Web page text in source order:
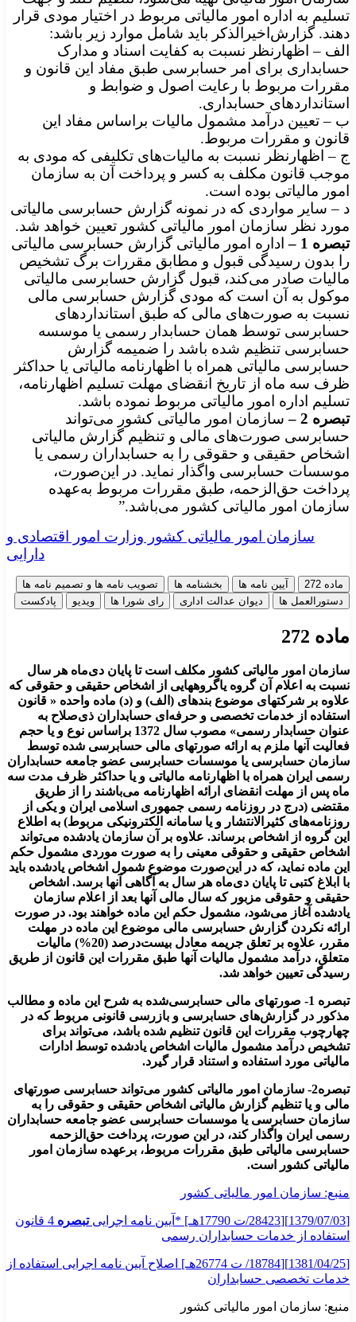
تسلیم به اداره امور مالیاتی مربوط در اختیار مودی قرار
دهند. گزارش‌اخیرالذکر باید شامل موارد زیر باشد:
الف – اظهارنظر نسبت به کفایت اسناد و مدارک
حسابداری برای امر حسابرسی طبق مفاد این قانون و
مقررات مربوط با رعایت اصول و ضوابط و‌
استانداردهای حسابداری.
ب – تعیین درآمد مشمول مالیات براساس مفاد این
قانون و مقررات مربوط.
ج – اظهارنظر نسبت به مالیات‌های تکلیفی که مودی به
موجب قانون مکلف به کسر و پرداخت آن به سازمان
امور مالیاتی بوده است.
د – سایر مواردی که در نمونه گزارش حسابرسی مالیاتی
مورد نظر سازمان امور مالیاتی کشور تعیین خواهد شد.
تبصره 1 –
اداره امور مالیاتی گزارش حسابرسی مالیاتی
را بدون رسیدگی قبول و مطابق مقررات برگ تشخیص
مالیات صادر می‌کند، قبول گزارش‌ حسابرسی مالیاتی
موکول به آن است که مودی گزارش حسابرسی مالی
نسبت به صورت‌های مالی که طبق استانداردهای
حسابرسی توسط همان‌ حسابدار رسمی یا موسسه
حسابرسی تنظیم شده باشد را ضمیمه گزارش
حسابرسی مالیاتی همراه با اظهارنامه مالیاتی یا حداکثر
ظرف سه ماه از تاریخ ‌انقضای مهلت تسلیم اظهارنامه،
تسلیم اداره امور مالیاتی مربوط نموده باشد.
تبصره 2 –
سازمان امور مالیاتی کشور می‌تواند
حسابرسی صورت‌های مالی و تنظیم گزارش مالیاتی
اشخاص حقیقی و حقوقی را به حسابداران رسمی‌ یا
موسسات حسابرسی واگذار نماید. در این‌صورت،
پرداخت حق‌الزحمه، طبق مقررات مربوط به‌عهده
سازمان امور مالیاتی کشور می‌باشد.”
سازمان امور مالیاتی کشور وزارت امور اقتصادی و
دارایی
ماده 272 آیین نامه ها بخشنامه ها
تصویب نامه ها و تصمیم نامه ها
دستورالعمل ها
دیوان عدالت اداری رای شورا ها ویدیو پادکست
ماده 272
سازمان امور مالیاتی کشور مکلف است تا پایان دی‌ماه هر سال
نسبت به اعلام آن گروه یاگروههایی از اشخاص حقیقی و حقوقی که
علاوه بر شرکتهای موضوع بندهای (الف) و (د) ماده واحده « قانون
استفاده از خدمات تخصصی و حرفه‌ای حسابداران ذی‌صلاح به‌
عنوان حسابدار رسمی» مصوب سال 1372 براساس نوع و یا حجم
فعالیت آنها ملزم به ارائه صورتهای مالی حسابرسی شده توسط
سازمان حسابرسی یا موسسات حسابرسی عضو جامعه حسابداران
رسمی ایران همراه با اظهارنامه مالیاتی و یا حداکثر ظرف مدت سه
‌ماه پس از مهلت انقضای ارائه اظهارنامه می‌باشند را از طریق
مقتضی (درج در روزنامه رسمی جمهوری اسلامی ایران و یکی از
روزنامه‌های کثیرالانتشار و یا سامانه الکترونیکی مربوط) به اطلاع
این گروه از اشخاص برساند. علاوه بر آن سازمان یادشده می‌تواند
اشخاص حقیقی و حقوقی معینی را به صورت موردی مشمول حکم
این ماده نماید، که در این‌صورت موضوع شمول اشخاص یادشده باید
با ابلاغ کتبی تا پایان دی‌ماه هر سال به آگاهی آنها برسد. اشخاص
حقیقی و حقوقی مزبور که سال مالی آنها بعد از اعلام سازمان
یادشده آغاز می‌شود، مشمول حکم این ماده خواهند بود. در صورت
ارائه نکردن گزارش حسابرسی مالی موضوع این ماده در مهلت
مقرر، علاوه بر تعلق جریمه معادل بیست‌درصد (20%) مالیات
متعلق، درآمد مشمول مالیات آنها طبق مقررات این قانون از طریق
رسیدگی تعیین خواهد شد.
تبصره 1- صورتهای مالی حسابرسی‌شده به شرح این ماده و مطالب
مذکور در گزارش‌های حسابرسی و بازرسی قانونی مربوط که در
چهارچوب مقررات این قانون تنظیم شده باشد، می‌تواند برای
تشخیص درآمد مشمول مالیات اشخاص یادشده توسط ادارات
مالیاتی مورد استفاده و استناد قرار گیرد.
تبصره2- سازمان امور مالیاتی کشور می‌تواند حسابرسی صورتهای
مالی و یا تنظیم گزارش مالیاتی اشخاص حقیقی و حقوقی را به
سازمان حسابرسی یا موسسات حسابرسی عضو جامعه حسابداران
رسمی ایران واگذار کند، در این صورت، پرداخت حق‌الزحمه
حسابرسی مالیاتی طبق مقررات مربوط، برعهده سازمان امور
مالیاتی کشور است.
منبع: سازمان امور مالیاتی کشور
[1379/07/03][28423/ت 17790هـ] *آیین نامه اجرایی تبصره
4 قانون
استفاده از خدمات حسابداران رسمی
[1381/04/25][18784/ ت 26774هـ] اصلاح آیین نامه اجرایی استفاده از
خدمات تخصصی حسابداران
منبع: سازمان امور مالیاتی کشور